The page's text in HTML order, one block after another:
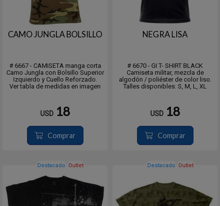
CAMO JUNGLA BOLSILLO
# 6667 - CAMISETA manga corta
Camo Jungla con Bolsillo Superior
Izquierdo y Cuello Reforzado.
Ver tabla de medidas en imagen
USD 18
Comprar
NEGRA LISA
# 6670 - GI T- SHIRT BLACK
Camiseta militar, mezcla de
algodón / poliéster de color liso.
Talles disponibles: S, M, L, XL
USD 18
Comprar
Destacado Outlet Destacado Outlet